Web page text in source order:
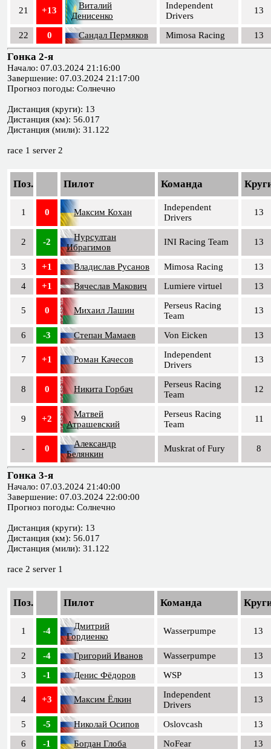
21 +13
Виталий
Денисенко
Independent
Drivers
13
22 0 Сандал Пермяков Mimosa Racing 13
Гонка 2-я
Начало: 07.03.2024 21:16:00
Завершение: 07.03.2024 21:17:00
Прогноз погоды: Солнечно
Дистанция (круги): 13
Дистанция (км): 56.017
Дистанция (мили): 31.122
race 1 server 2
Поз. Пилот Команда
1 0 Максим Кохан
Independent
Drivers
13
2 -2
Нурсултан
Ибрагимов
INI Racing Team 13
3 +1 Владислав Русанов Mimosa Racing
13
4
+1 Вячеслав Макович Lumiere virtuel 13
5 0 Михаил Лашин
Perseus Racing
Team
13
6 -3 Степан Мамаев Von Eicken 13
7 +1 Роман Качесов
Independent
Drivers
13
8 0 Никита Горбач
Perseus Racing
Team
12
9 +2
Матвей
Атрашевский
Perseus Racing
Team
11
- 0
Александр
Белянкин
Muskrat of Fury 8
Гонка 3-я
Начало: 07.03.2024 21:40:00
Завершение: 07.03.2024 22:00:00
Прогноз погоды: Солнечно
Дистанция (круги): 13
Дистанция (км): 56.017
Дистанция (мили): 31.122
race 2 server 1
Поз. Пилот Команда
1 -4
Дмитрий
Гордиенко
Wasserpumpe 13
2 -4 Григорий Иванов Wasserpumpe
13
3
-1 Денис Фёдоров WSP 13
4 +3 Максим Ёлкин
Independent
Drivers
13
5 -5 Николай Осипов Oslovcash
13
6
-1 Богдан Глоба NoFear
13